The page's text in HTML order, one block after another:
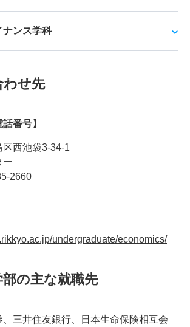
ナンス学科
わせ先
話番号】
区西池袋3-34-1
ー
2660
undergraduate/economics/
の主な就職先
、三井住友銀行、日本生命保険相互会